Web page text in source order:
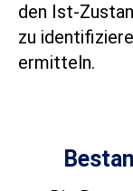
den Ist-
zu
ermitteln.